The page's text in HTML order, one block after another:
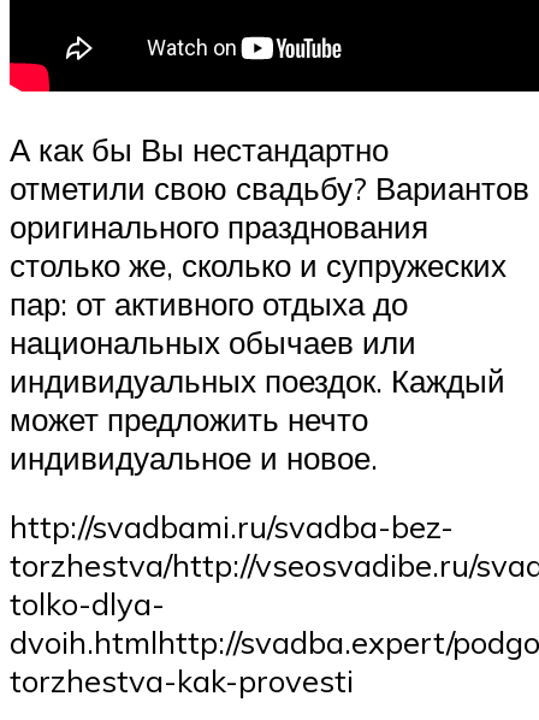
А как бы Вы нестандартно
отметили свою свадьбу? Вариантов
оригинального празднования
столько же, сколько и супружеских
пар: от активного отдыха до
национальных обычаев или
индивидуальных поездок. Каждый
может предложить нечто
индивидуальное и новое.
http://svadbami.ru/svadba-bez-
torzhestva/http://vseosvadibe.ru/
tolko-dlya-
dvoih.htmlhttp://svadba.expert/
torzhestva-kak-provesti